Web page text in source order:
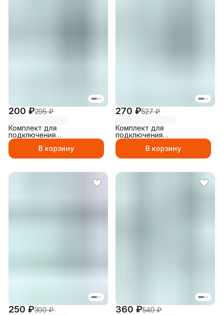
200 ₽295 ₽
Комплект для
подключения
телевизионный, антенный
соединитель Набор 13 ( 4
шт F-разъем)
В корзину
270 ₽527 ₽
Комплект для
подключения
телевизионный, антенный
соединитель Набор 4 ( 6
шт F-разъема)
В корзину
250 ₽300 ₽
360 ₽540 ₽